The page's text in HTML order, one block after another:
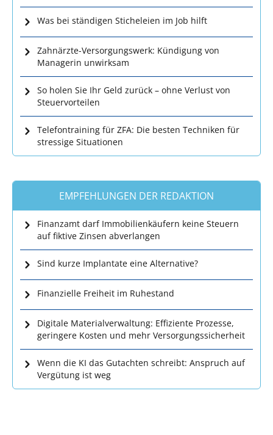
Was bei ständigen Sticheleien im Job hilft
Zahnärzte-Versorgungswerk: Kündigung von
Managerin unwirksam
So holen Sie Ihr Geld zurück – ohne Verlust von
Steuervorteilen
Telefontraining für ZFA: Die besten Techniken für
stressige Situationen
EMPFEHLUNGEN DER REDAKTION
Finanzamt darf Immobilienkäufern keine Steuern
auf fiktive Zinsen abverlangen
Sind kurze Implantate eine Alternative?
Finanzielle Freiheit im Ruhestand
Digitale Materialverwaltung: Effiziente Prozesse,
geringere Kosten und mehr Versorgungssicherheit
Wenn die KI das Gutachten schreibt: Anspruch auf
Vergütung ist weg